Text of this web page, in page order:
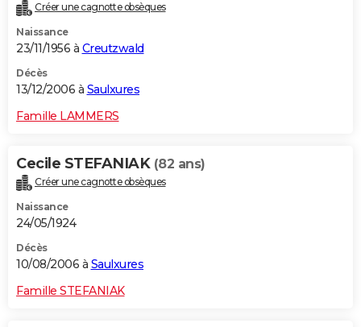
Créer une cagnotte obsèques
Naissance
23/11/1956 à Creutzwald
Décès
13/12/2006 à Saulxures
Famille LAMMERS
Cecile STEFANIAK (82 ans)
Créer une cagnotte obsèques
Naissance
24/05/1924
Décès
10/08/2006 à Saulxures
Famille STEFANIAK